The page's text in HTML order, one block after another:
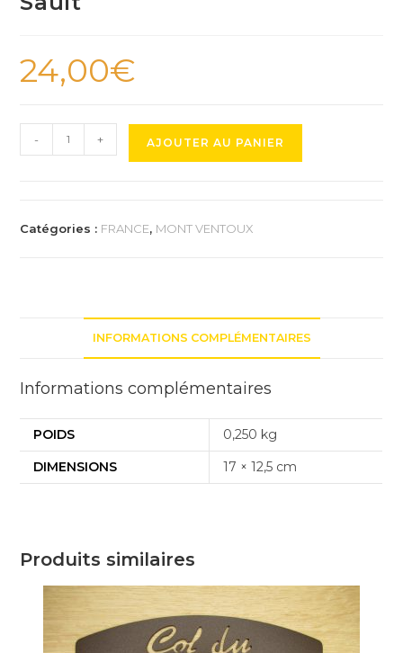
24,00€
quantité
de
Mt
- + AJOUTER AU PANIER
Catégories : FRANCE, MONT VENTOUX
INFORMATIONS COMPLÉMENTAIRES
Informations complémentaires
POIDS
0,250 kg
DIMENSIONS
17 × 12,5 cm
Produits similaires